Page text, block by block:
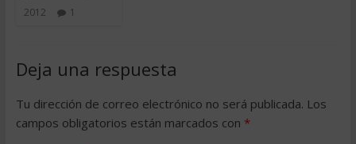
2012
1
Deja una respuesta
Tu dirección de correo electrónico no será publicada. Los
campos obligatorios están marcados con *